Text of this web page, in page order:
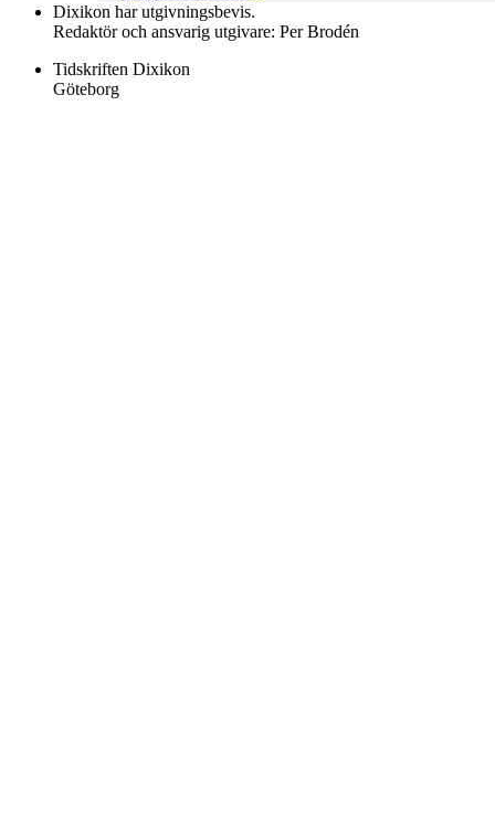
Dixikon har utgivningsbevis.
Redaktör och ansvarig utgivare: Per Brodén
Tidskriften Dixikon
Göteborg